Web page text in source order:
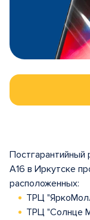
Постгарантийный
A16 в Иркутске
расположенных:
ТРЦ
ТРЦ "Солнце